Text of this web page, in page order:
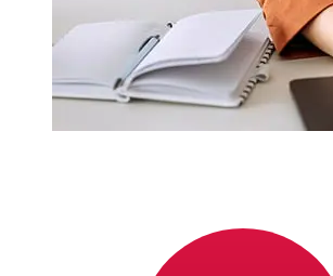
Los tiempos de entrega para